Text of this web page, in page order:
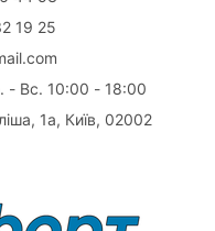
19 25
- Вс. 10:00 - 18:00
1а, Київ, 02002